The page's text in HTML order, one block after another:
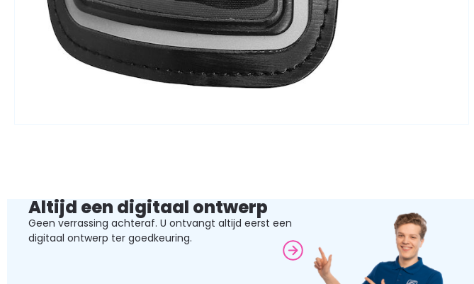
Altijd een digitaal ontwerp
Geen verrassing achteraf. U ontvangt altijd eerst een
digitaal ontwerp ter goedkeuring.